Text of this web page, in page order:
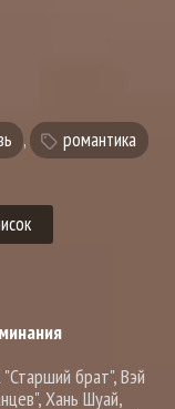
, романтика
брат", Вэй
Хань Шуай,